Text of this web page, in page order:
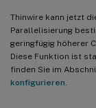
Thinwire kann jetzt
Parallelisierung
geringfügig höherer
Diese Funktion ist
finden Sie im
konfigurieren